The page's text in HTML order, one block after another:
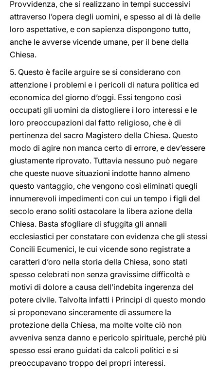
Provvidenza, che si realizzano in tempi successivi
attraverso l’opera degli uomini, e spesso al di là delle
loro aspettative, e con sapienza dispongono tutto,
anche le avverse vicende umane, per il bene della
Chiesa.
5. Questo è facile arguire se si considerano con
attenzione i problemi e i pericoli di natura politica ed
economica del giorno d’oggi. Essi tengono così
occupati gli uomini da distogliere i loro interessi e le
loro preoccupazioni dal fatto religioso, che è di
pertinenza del sacro Magistero della Chiesa. Questo
modo di agire non manca certo di errore, e dev’essere
giustamente riprovato. Tuttavia nessuno può negare
che queste nuove situazioni indotte hanno almeno
questo vantaggio, che vengono così eliminati quegli
innumerevoli impedimenti con cui un tempo i figli del
secolo erano soliti ostacolare la libera azione della
Chiesa. Basta sfogliare di sfuggita gli annali
ecclesiastici per constatare con evidenza che gli stessi
Concili Ecumenici, le cui vicende sono registrate a
caratteri d’oro nella storia della Chiesa, sono stati
spesso celebrati non senza gravissime difficoltà e
motivi di dolore a causa dell’indebita ingerenza del
potere civile. Talvolta infatti i Principi di questo mondo
si proponevano sinceramente di assumere la
protezione della Chiesa, ma molte volte ciò non
avveniva senza danno e pericolo spirituale, perché più
spesso essi erano guidati da calcoli politici e si
preoccupavano troppo dei propri interessi.